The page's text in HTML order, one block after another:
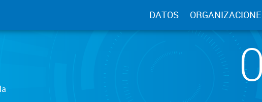
DATOS